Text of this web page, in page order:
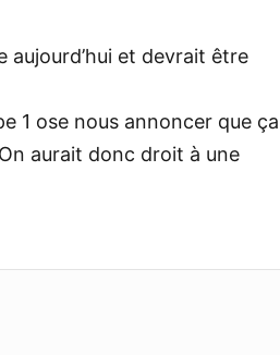
aujourd’hui et devrait être
1 ose nous annoncer que ça
aurait donc droit à une